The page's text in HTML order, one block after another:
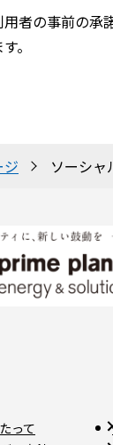
者の事前の承
。
ジ ソーシャ
って